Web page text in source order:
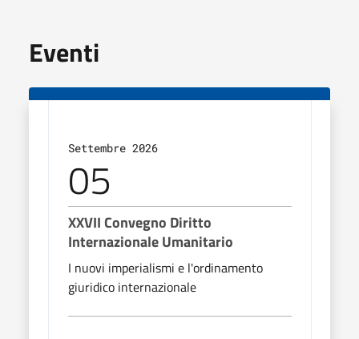
Eventi
Settembre 2026
05
XXVII Convegno Diritto
Internazionale Umanitario
I nuovi imperialismi e l'ordinamento
giuridico internazionale